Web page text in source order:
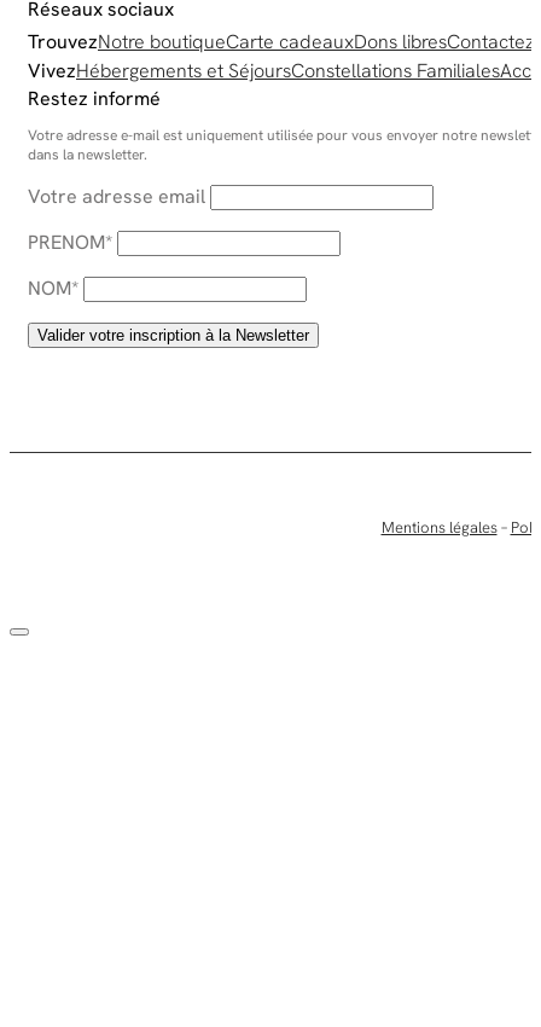
Réseaux sociaux
TrouvezNotre boutiqueCarte cadeauxDons libres
VivezHébergements et SéjoursConstellations Familiales
Restez informé
Votre adresse e-mail est uniquement utilisée pour vous envoyer notre
dans la newsletter.
Votre adresse email
PRENOM*
NOM*
Mentions légales–